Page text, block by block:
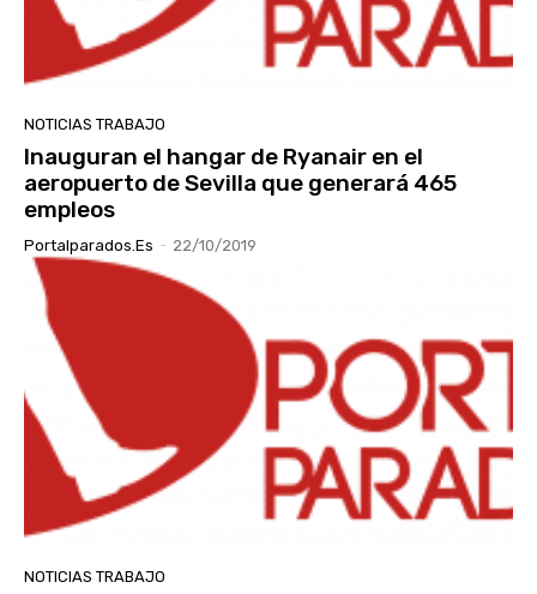
NOTICIAS TRABAJO
Inauguran el hangar de Ryanair en el
aeropuerto de Sevilla que generará 465
empleos
Portalparados.es - 22/10/2019
NOTICIAS TRABAJO